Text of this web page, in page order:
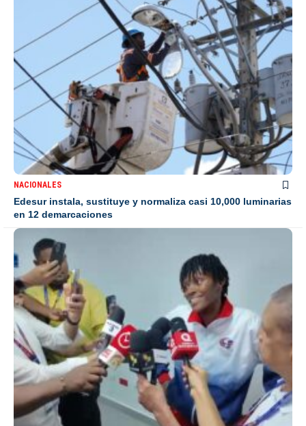
NACIONALES
Edesur instala, sustituye y normaliza casi 10,000 luminarias
en 12 demarcaciones